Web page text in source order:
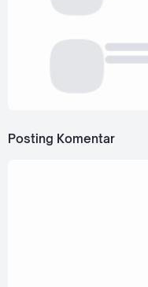
Posting Komentar